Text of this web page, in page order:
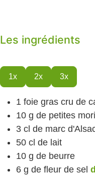
Les ingrédients
1x 2x 3x
1 foie gras cru de
10 g de petites
3 cl de marc
50 cl de lait
10 g de beurre
6 g de fleur de sel